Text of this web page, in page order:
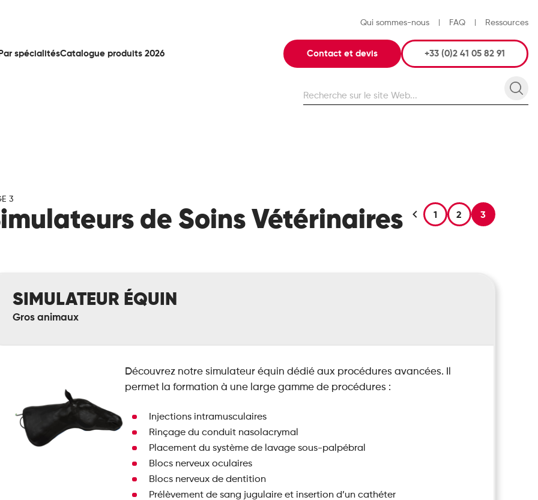
Qui sommes-nous FAQ Ressources
spécialitésCatalogue produits 2026 Contact et devis +33 (0)2 41 05 82 91
sur
3
de Soins Vétérinaires 1 2 3
SIMULATEUR ÉQUIN
Gros animaux
Découvrez notre simulateur équin dédié aux procédures avancées. Il
permet la formation à une large gamme de procédures :
Injections intramusculaires
Rinçage du conduit nasolacrymal
Placement du système de lavage sous-palpébral
Blocs nerveux oculaires
Blocs nerveux de dentition
Prélèvement de sang jugulaire et insertion d’un cathéter